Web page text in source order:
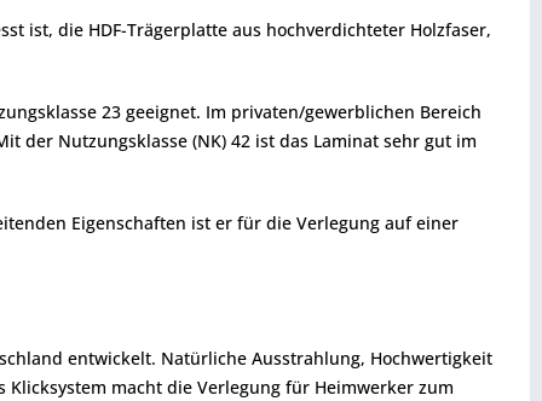
ist, die HDF-Trägerplatte aus hochverdichteter Holzfaser,
23 geeignet. Im privaten/gewerblichen Bereich
der Nutzungsklasse (NK) 42 ist das Laminat sehr gut im
Eigenschaften ist er für die Verlegung auf einer
entwickelt. Natürliche Ausstrahlung, Hochwertigkeit
macht die Verlegung für Heimwerker zum